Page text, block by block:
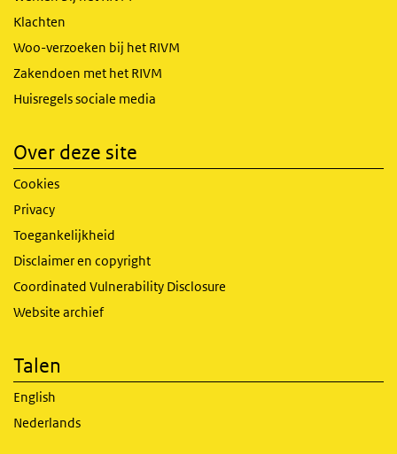
Klachten
Woo-verzoeken bij het RIVM
Zakendoen met het RIVM
Huisregels sociale media
Over deze site
Cookies
Privacy
Toegankelijkheid
Disclaimer en copyright
Coordinated Vulnerability Disclosure
Website archief
Talen
English
Nederlands